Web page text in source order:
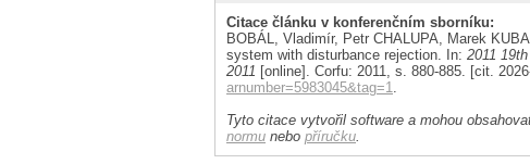
Citace článku v konferenčním sborníku:
BOBÁL, Vladimír, Petr CHALUPA, Marek
system with disturbance rejection. In: 2011
2011 [online]. Corfu: 2011, s. 880-885. [cit.
arnumber=5983045&tag=1.
Tyto citace vytvořil software a mohou
normu nebo příručku.